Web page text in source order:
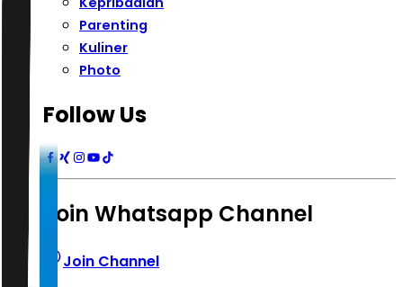
Parenting
Kuliner
Photo
Follow Us
Join Whatsapp Channel
Join Channel